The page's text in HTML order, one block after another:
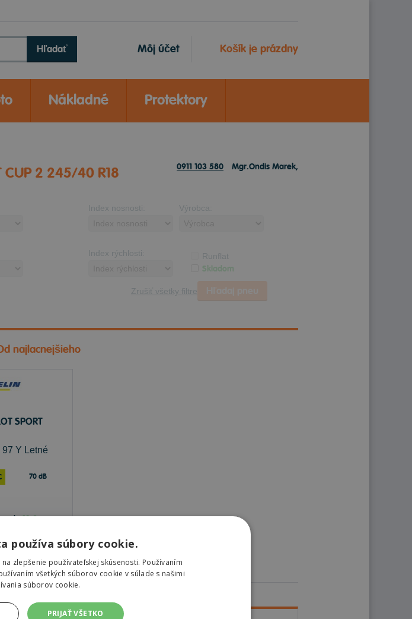
Košík je prázdny
Môj účet
Hľadať
Nákladné Protektory
CUP 2 245/40 R18 0911 103 580 Mgr.Ondis Marek,
Index nosnosti: Výrobca:
Index rýchlosti: Runflat
Skladom
Zrušiť všetky filtre
najlacnejšieho
SPORT
Y Letné
70 dB
do13.8.
používa súbory cookie.
zlepšenie používateľskej skúsenosti. Používaním
všetkých súborov cookie v súlade s našimi
súborov cookie.
PRIJAŤ VŠETKO